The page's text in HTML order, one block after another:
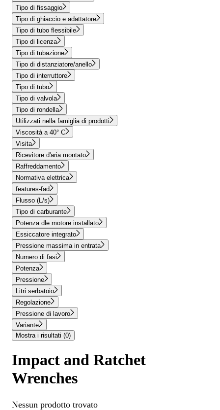
Tipo di fissaggio
Tipo di ghiaccio e adattatore
Tipo di tubo flessibile
Tipo di licenza
Tipo di tubazione
Tipo di distanziatore/anello
Tipo di interruttore
Tipo di tubo
Tipo di valvola
Tipo di rondella
Utilizzati nella famiglia di prodotti
Viscosità a 40° C
Visita
Ricevitore d'aria montato
Raffreddamento
Normativa elettrica
features-fad
Flusso (L/s)
Tipo di carburante
Potenza dle motore installato
Essiccatore integrato
Pressione massima in entrata
Numero di fasi
Potenza
Pressione
Litri serbatoio
Regolazione
Pressione di lavoro
Variante
Mostra i risultati (0)
Impact and Ratchet
Wrenches
Nessun prodotto trovato